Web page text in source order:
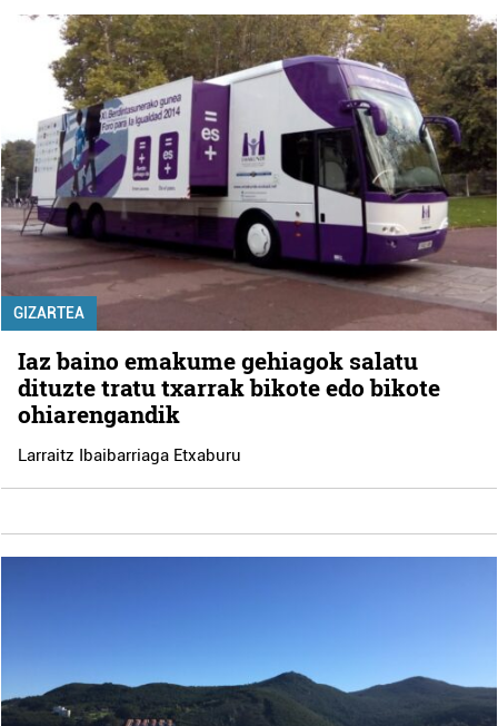
GIZARTEA
Iaz baino emakume gehiagok salatu
dituzte tratu txarrak bikote edo bikote
ohiarengandik
Larraitz Ibaibarriaga Etxaburu